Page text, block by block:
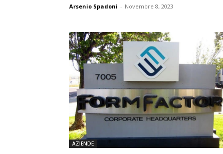
Arsenio Spadoni - Novembre 8, 2023
AZIENDE